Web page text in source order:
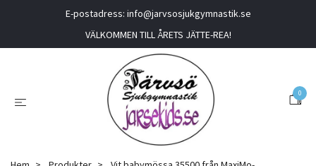
E-postadress: info@jarvsosjukgymnastik.se
VÄLKOMMEN TILL ÅRETS JÄTTE-REA!
0